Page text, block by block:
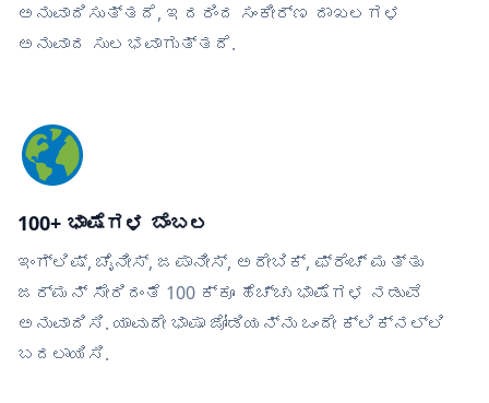
ಅನುವಾದಿಸುತ್ತದೆ, ಇದರಿಂದ ಸಂಕೀರ್ಣ ದಾಖಲಗಳ
ಅನುವಾದ ಸುಲಭವಾಗುತ್ತದೆ.
100+ ಭಾಷೆಗಳ ಬೆಂಬಲ
ಇಂಗ್ಲಿಷ್, ಚೈನೀಸ್, ಜಪಾನೀಸ್, ಅರೇಬಿಕ್, ಫ್ರೆಂಚ್ ಮತ್ತು
ಜರ್ಮನ್ ಸೇರಿದಂತೆ 100 ಕ್ಕೂ ಹೆಚ್ಚು ಭಾಷೆಗಳ ನಡುವೆ
ಅನುವಾದಿಸಿ. ಯಾವುದೇ ಭಾಷಾ ಜೋಡಿಯನ್ನು ಒಂದೇ ಕ್ಲಿಕ್‌ನಲ್ಲಿ
ಬದಲಾಯಿಸಿ.